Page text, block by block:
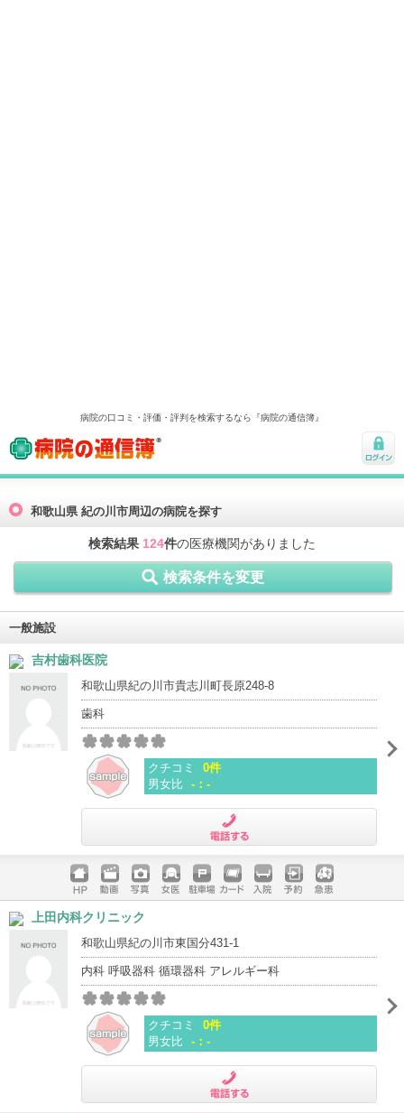
病院の口コミ・評価・評判を検索するなら『病院の通信簿』
病院の通信簿
ログ
和歌山県 紀の川市周辺の病院を探す
検索結果 124件の医療機関がありました
検索条件を変更
一般施設
吉村歯科医院
和歌山県紀の川市貴志川町長原248-8
歯科
クチコミ
0件
男女比 -：-
ホームペ
ージ
動画 写真 女医 駐車場
クレジッ
入院 予約 急患
上田内科クリニック
和歌山県紀の川市東国分431-1
内科 呼吸器科 循環器科 アレルギー科
クチコミ
0件
男女比 -：-